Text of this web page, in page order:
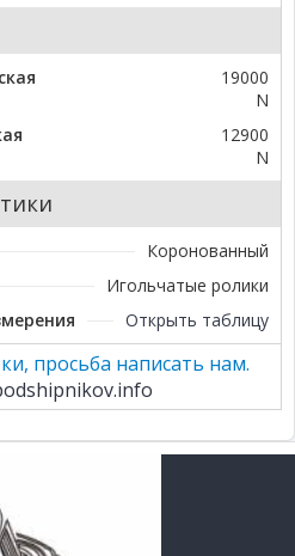
19000
N
12900
N
Коронованный
Игольчатые ролики
Открыть таблицу
просьба написать нам.